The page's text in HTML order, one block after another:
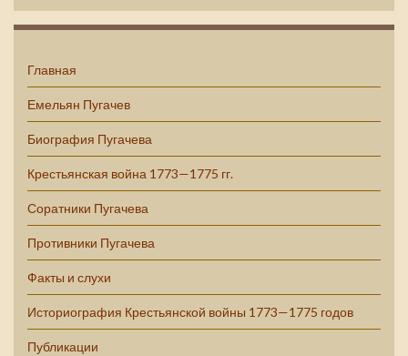
Емельян Пугачев
Главная
Емельян Пугачев
Биография Пугачева
Крестьянская война 1773—1775 гг.
Соратники Пугачева
Противники Пугачева
Факты и слухи
Историография Крестьянской войны 1773—1775 годов
Публикации